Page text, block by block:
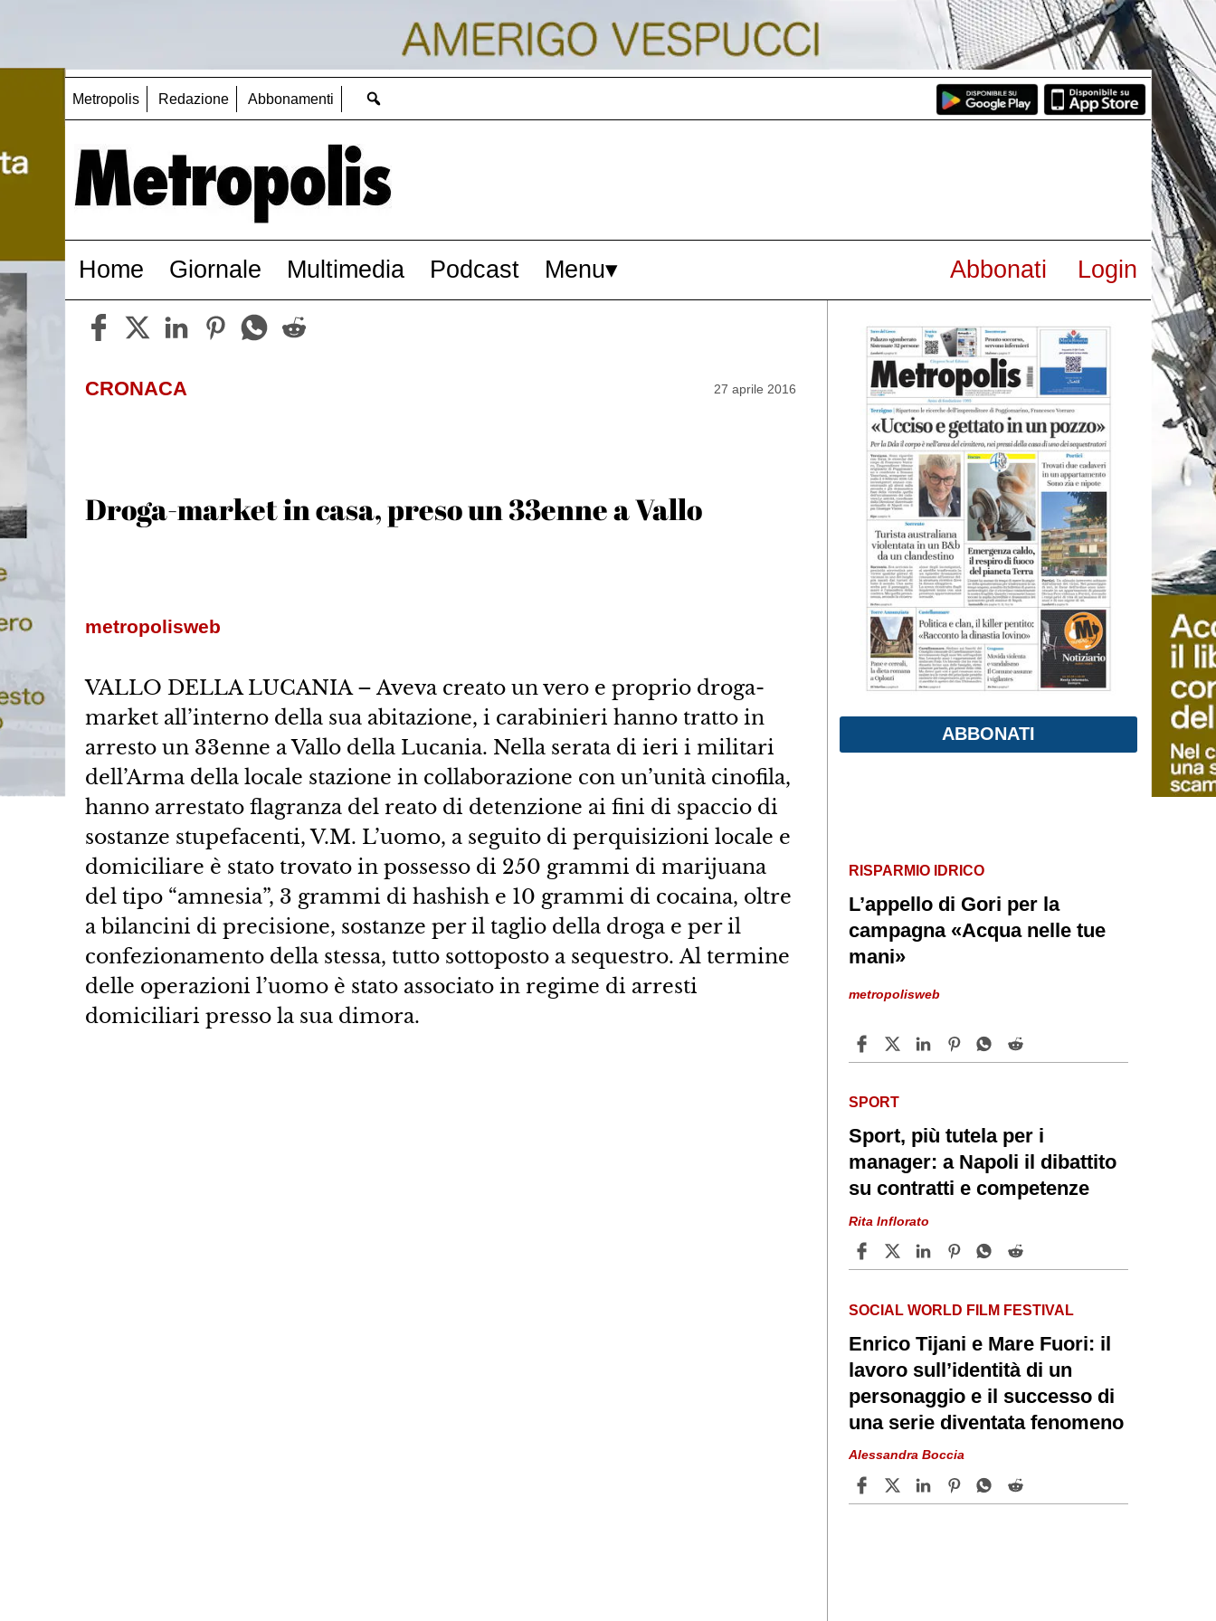
Metropolis Redazione Abbonamenti
Home Giornale Multimedia Podcast Menu Abbonati Login
CRONACA 27 aprile 2016
Droga-market in casa, preso un 33enne a Vallo
metropolisweb
VALLO DELLA LUCANIA – Aveva creato un vero e proprio droga-
market all’interno della sua abitazione, i carabinieri hanno tratto in
arresto un 33enne a Vallo della Lucania. Nella serata di ieri i militari
dell’Arma della locale stazione in collaborazione con un’unità cinofila,
hanno arrestato flagranza del reato di detenzione ai fini di spaccio di
sostanze stupefacenti, V.M. L’uomo, a seguito di perquisizioni locale e
domiciliare è stato trovato in possesso di 250 grammi di marijuana
del tipo “amnesia”, 3 grammi di hashish e 10 grammi di cocaina, oltre
a bilancini di precisione, sostanze per il taglio della droga e per il
confezionamento della stessa, tutto sottoposto a sequestro. Al termine
delle operazioni l’uomo è stato associato in regime di arresti
domiciliari presso la sua dimora.
ABBONATI
RISPARMIO IDRICO
L’appello di Gori per la
campagna «Acqua nelle tue
mani»
metropolisweb
SPORT
Sport, più tutela per i
manager: a Napoli il dibattito
su contratti e competenze
Rita Inflorato
SOCIAL WORLD FILM FESTIVAL
Enrico Tijani e Mare Fuori: il
lavoro sull’identità di un
personaggio e il successo di
una serie diventata fenomeno
Alessandra Boccia